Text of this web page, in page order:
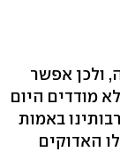
ולכן אפשר
מודדים היום
באמות
האדוקים